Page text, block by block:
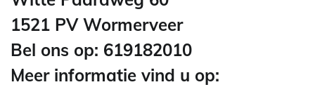
1521 PV Wormerveer
Bel ons op: 619182010
Meer informatie vind u op: